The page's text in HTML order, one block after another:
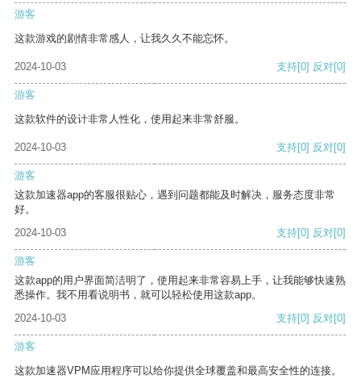
游客
这款游戏的剧情非常感人，让我久久不能忘怀。
2024-10-03 支持[0] 反对[0]
游客
这款软件的设计非常人性化，使用起来非常舒服。
2024-10-03 支持[0] 反对[0]
游客
这款加速器app的客服很贴心，遇到问题都能及时解决，服务态度非常
好。
2024-10-03
支持[0] 反对[0]
游客
这款app的用户界面简洁明了，使用起来非常容易上手，让我能够快速熟
悉操作。我不用看说明书，就可以轻松使用这款app。
2024-10-03
支持[0] 反对[0]
游客
这款加速器VPM应用程序可以给你提供全球覆盖和最高安全性的连接。